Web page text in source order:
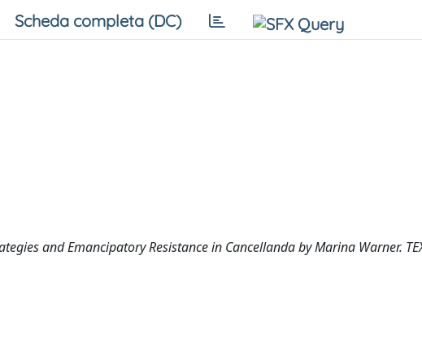
Scheda completa (DC)
and Emancipatory Resistance in Cancellanda by Marina Warner.